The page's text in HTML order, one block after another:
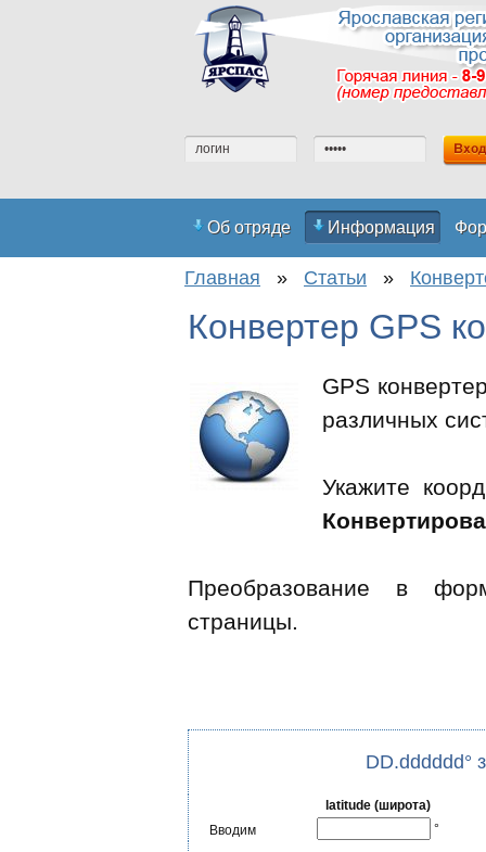
Об отряде Информация
Регистрация на сайте
Главная » Статьи »
Конвертер GPS
GPS
различных
Укажите
Преобразование в ф
страницы.
DD.dddddd°
Вводим
latitude (широта)
°